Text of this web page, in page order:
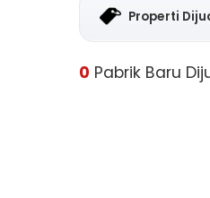
Properti
0 Pabrik Baru